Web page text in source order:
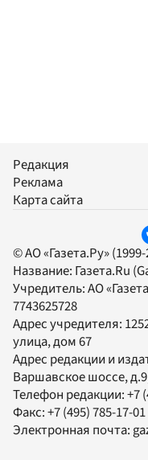
Редакция
Реклама
Карта сайта
© АО «Газета.Ру»
Название: Газета.Ru
Учредитель:АО
7743625728
Адрес учредителя:
улица, дом 67
Адрес редакции и
Варшавское шоссе,
Телефон редакции:+7
Факс:+7 (495) 785-17-01
Электронная почта: